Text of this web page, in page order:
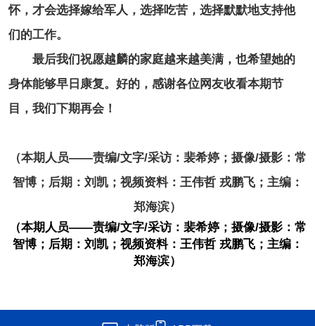
怀，才会选择嫁给军人，选择吃苦，选择默默地支持他
们的工作。
最后我们祝愿越麟的家庭越来越美满，也希望她的
身体能够早日康复。好的，感谢各位网友收看本期节
目，我们下期再会！
（本期人员——责编/文字/采访：裴希婷；摄像/摄影：常
智博；后期：刘凯；视频资料：王伟哲 戎鹏飞；主编：
郑海滨）
（本期人员——责编/文字/采访：裴希婷；摄像/摄影：常
智博；后期：刘凯；视频资料：王伟哲 戎鹏飞；主编：
郑海滨）​